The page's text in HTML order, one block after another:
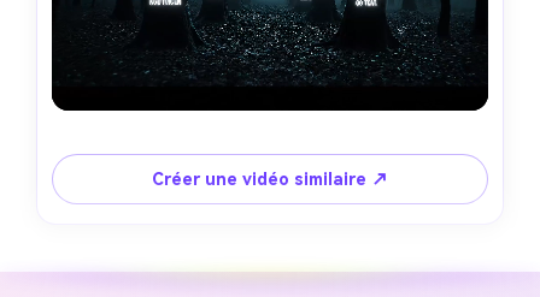
Créer une vidéo similaire ↗